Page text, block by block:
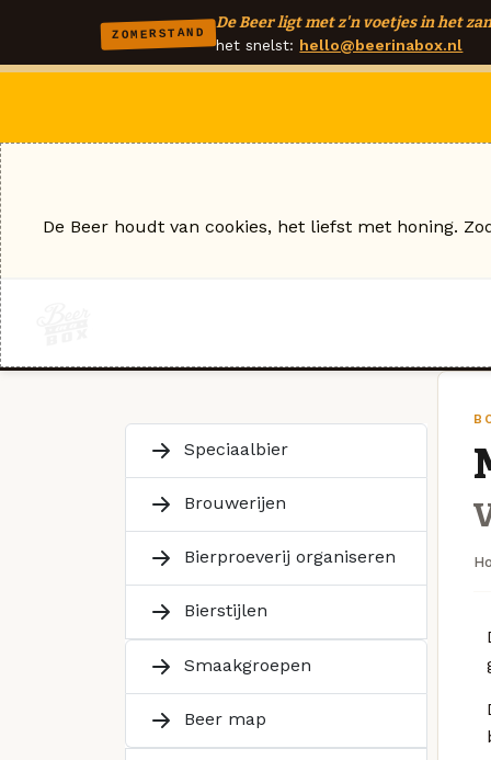
ZOMERSTAND
De Beer ligt met z'n voetjes in het
het snelst: hello@beerinabox.nl
Speciaalbier
Brouwerijen
Bierproeverij organiseren
Bierstijlen
Smaakgroepen
Beer map
De Beer houdt van cookies, het liefst met honing.